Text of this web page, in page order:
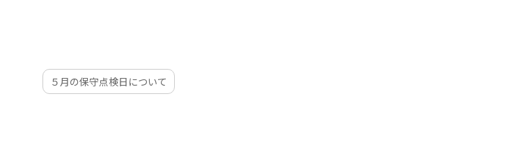
５月の保守点検日について